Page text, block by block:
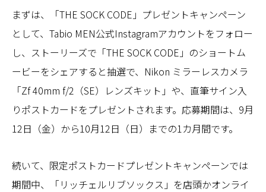
まずは、「THE SOCK CODE」プレゼントキャンペーン
として、Tabio MEN公式Instagramアカウントをフォロー
し、ストーリーズで「THE SOCK CODE」のショートム
ービーをシェアすると抽選で、Nikon ミラーレスカメラ
「Zf 40mm f/2（SE）レンズキット」や、直筆サイン入
りポストカードをプレゼントされます。応募期間は、9月
12日（金）から10月12日（日）までの1カ月間です。
続いて、限定ポストカードプレゼントキャンペーンでは
期間中、「リッチェルリブソックス」を店頭かオンライ